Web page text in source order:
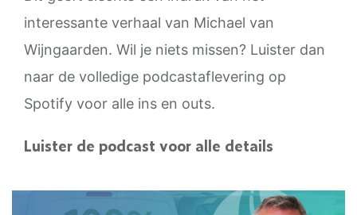
interessante verhaal van Michael van
Wijngaarden. Wil je niets missen? Luister dan
naar de volledige podcastaflevering op
Spotify voor alle ins en outs.
Luister de podcast voor alle details